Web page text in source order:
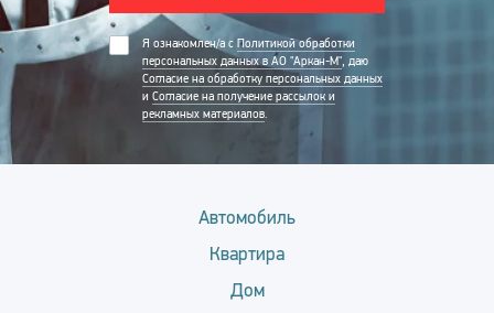
Я ознакомлен/а с Политикой обработки
персональных данных в АО "Аркан-М", даю
Согласие на обработку персональных данных
и Согласие на получение рассылок и
рекламных материалов.
Автомобиль
Квартира
Дом